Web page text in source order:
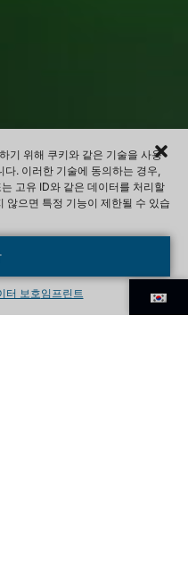
기 위해 쿠키와 같은 기술을 사용
. 이러한 기술에 동의하는 경우,
고유 ID와 같은 데이터를 처리할
않으면 특정 기능이 제한될 수 있습
터 보호임프린트